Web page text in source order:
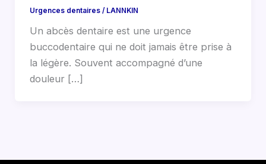
Urgences dentaires/ LANNKIN
Un abcès dentaire est une urgence
buccodentaire qui ne doit jamais être prise à
la légère. Souvent accompagné d’une
douleur […]